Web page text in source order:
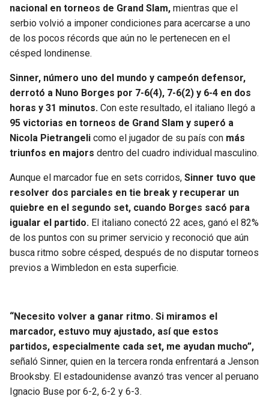
PANTHERS
SAINTS
BUCCANEERS
JAZZ
nacional en torneos de Grand Slam, mientras que el
serbio volvió a imponer condiciones para acercarse a uno
de los pocos récords que aún no le pertenecen en el
césped londinense.
Sinner, número uno del mundo y campeón defensor,
derrotó a Nuno Borges por 7-6(4), 7-6(2) y 6-4 en dos
horas y 31 minutos. Con este resultado, el italiano llegó a
95 victorias en torneos de Grand Slam y superó a
Nicola Pietrangeli como el jugador de su país con más
triunfos en majors dentro del cuadro individual masculino.
Aunque el marcador fue en sets corridos, Sinner tuvo que
resolver dos parciales en tie break y recuperar un
quiebre en el segundo set, cuando Borges sacó para
igualar el partido. El italiano conectó 22 aces, ganó el 82%
de los puntos con su primer servicio y reconoció que aún
busca ritmo sobre césped, después de no disputar torneos
previos a Wimbledon en esta superficie.
“Necesito volver a ganar ritmo. Si miramos el
marcador, estuvo muy ajustado, así que estos
partidos, especialmente cada set, me ayudan mucho”,
señaló Sinner, quien en la tercera ronda enfrentará a Jenson
Brooksby. El estadounidense avanzó tras vencer al peruano
Ignacio Buse por 6-2, 6-2 y 6-3.